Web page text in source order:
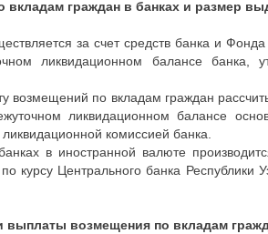
граждан в банках и размер
за счет средств банка и
ликвидационном балансе банка,
по вкладам граждан
ликвидационном балансе
комиссией банка.
в иностранной валюте
курсу Центрального банка Республики
выплаты возмещения по вкладам